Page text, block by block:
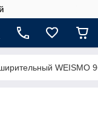
WEISMO